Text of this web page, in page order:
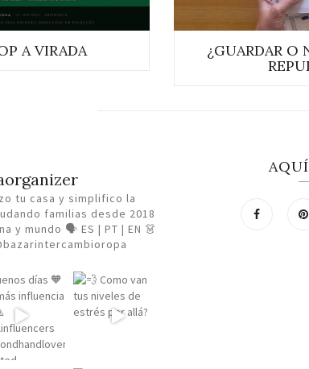
A VIRADA
¿GUARDAR O
tu casa y simplifico la
familias desde 2018
y mundo 🗣️ ES | PT | EN 👗